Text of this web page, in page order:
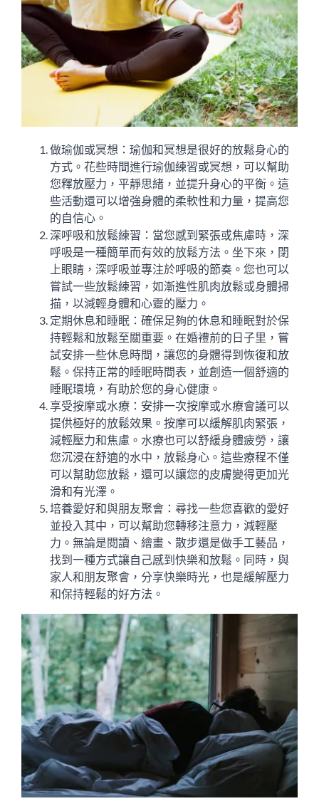
做瑜伽或冥想：瑜伽和冥想是很好的放鬆身心的
方式。花些時間進行瑜伽練習或冥想，可以幫助
您釋放壓力，平靜思緒，並提升身心的平衡。這
些活動還可以增強身體的柔軟性和力量，提高您
的自信心。
深呼吸和放鬆練習：當您感到緊張或焦慮時，深
呼吸是一種簡單而有效的放鬆方法。坐下來，閉
上眼睛，深呼吸並專注於呼吸的節奏。您也可以
嘗試一些放鬆練習，如漸進性肌肉放鬆或身體掃
描，以減輕身體和心靈的壓力。
定期休息和睡眠：確保足夠的休息和睡眠對於保
持輕鬆和放鬆至關重要。在婚禮前的日子里，嘗
試安排一些休息時間，讓您的身體得到恢復和放
鬆。保持正常的睡眠時間表，並創造一個舒適的
睡眠環境，有助於您的身心健康。
享受按摩或水療：安排一次按摩或水療會議可以
提供極好的放鬆效果。按摩可以緩解肌肉緊張，
減輕壓力和焦慮。水療也可以舒緩身體疲勞，讓
您沉浸在舒適的水中，放鬆身心。這些療程不僅
可以幫助您放鬆，還可以讓您的皮膚變得更加光
滑和有光澤。
培養愛好和與朋友聚會：尋找一些您喜歡的愛好
並投入其中，可以幫助您轉移注意力，減輕壓
力。無論是閱讀、繪畫、散步還是做手工藝品，
找到一種方式讓自己感到快樂和放鬆。同時，與
家人和朋友聚會，分享快樂時光，也是緩解壓力
和保持輕鬆的好方法。